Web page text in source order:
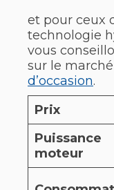
et pour ceux
technologie
vous
sur le
d’occasion.
Prix
Puissance
moteur